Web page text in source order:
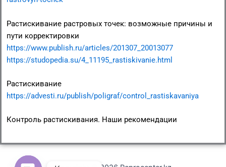
Растискивание растровых точек: возможные причины и
пути корректировки
https://www.publish.ru/articles/201307_20013077
https://studopedia.su/4_11195_rastiskivanie.html
Растискивание
https://advesti.ru/publish/poligraf/control_rastiskavaniya
Контроль растискивания. Наши рекомендации